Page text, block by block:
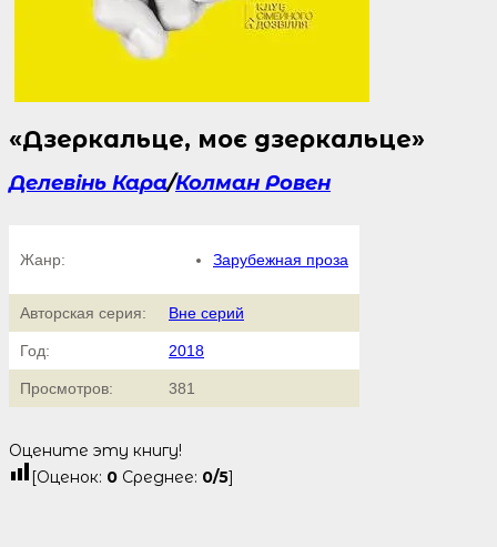
«Дзеркальце, моє дзеркальце»
Делевінь Кара/Колман Ровен
Жанр: Зарубежная проза
Авторская серия: Вне серий
Год: 2018
Просмотров: 381
Оцените эту книгу!
[Оценок: 0 Среднее: 0/5]